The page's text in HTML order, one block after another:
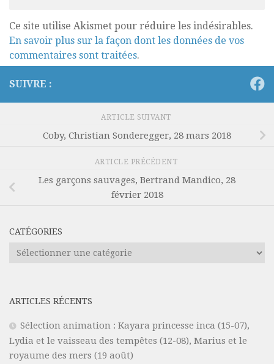
Ce site utilise Akismet pour réduire les indésirables.
En savoir plus sur la façon dont les données de vos
commentaires sont traitées.
SUIVRE :
ARTICLE SUIVANT
Coby, Christian Sonderegger, 28 mars 2018
ARTICLE PRÉCÉDENT
Les garçons sauvages, Bertrand Mandico, 28
février 2018
CATÉGORIES
Catégories
ARTICLES RÉCENTS
Sélection animation : Kayara princesse inca (15-07),
Lydia et le vaisseau des tempêtes (12-08), Marius et le
royaume des mers (19 août)